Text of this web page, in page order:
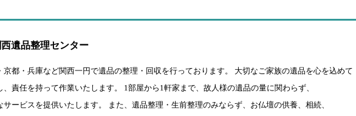
西遺品整理センター
京都・兵庫など関西一円で遺品の整理・回収を行っております。 大切なご家族の遺品を心を込めて
、責任を持って作業いたします。 1部屋から1軒家まで、故人様の遺品の量に関わらず、
サービスを提供いたします。 また、遺品整理・生前整理のみならず、お仏壇の供養、相続、